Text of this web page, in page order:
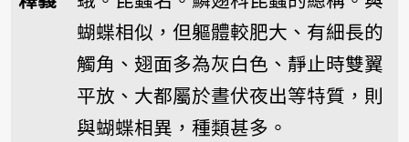
蝴蝶相似，但軀體較肥大、有細長的
觸角、翅面多為灰白色、靜止時雙翼
平放、大都屬於晝伏夜出等特質，則
與蝴蝶相異，種類甚多。